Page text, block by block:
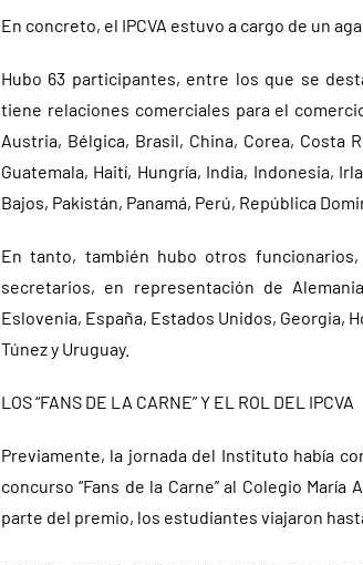
En concreto, el IPCVA estuvo a cargo de un
Hubo 63 participantes, entre los que se
tiene relaciones comerciales para el
Austria, Bélgica, Brasil, China, Corea, Costa
Guatemala, Haití, Hungría, India, Indonesia,
Bajos, Pakistán, Panamá, Perú, República
En tanto, también hubo otros
secretarios, en representación de
Eslovenia, España, Estados Unidos, Georgia,
Túnez y Uruguay.
LOS “FANS DE LA CARNE” Y EL ROL DEL IPCVA
Previamente, la jornada del Instituto había
concurso “Fans de la Carne” al Colegio
parte del premio, los estudiantes viajaron